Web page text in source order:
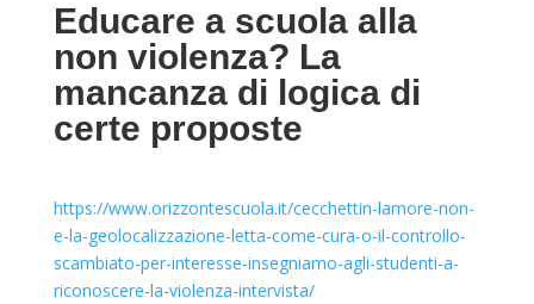
Educare a scuola alla
non violenza? La
mancanza di logica di
certe proposte
https://www.orizzontescuola.it/cecchettin-lamore-non-
e-la-geolocalizzazione-letta-come-cura-o-il-controllo-
scambiato-per-interesse-insegniamo-agli-studenti-a-
riconoscere-la-violenza-intervista/